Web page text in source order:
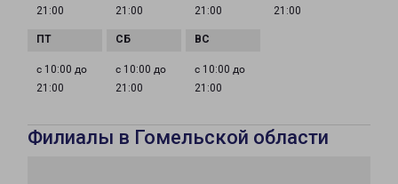
21:00
21:00
21:00
21:00
с 10:00 до
21:00
с 10:00 до
21:00
с 10:00 до
21:00
Филиалы в Гомельской области